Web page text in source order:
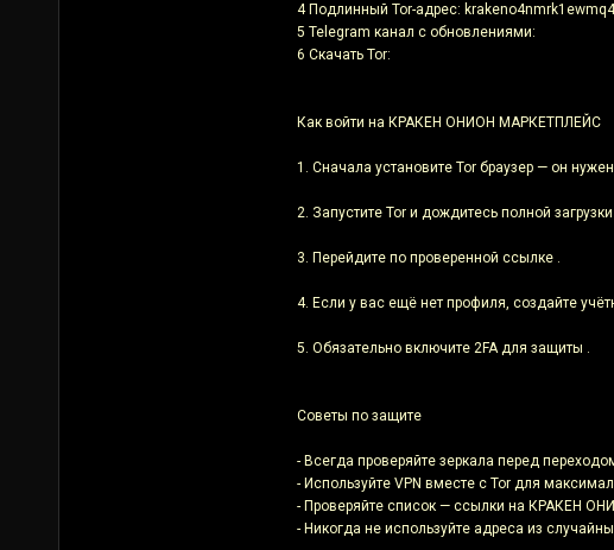
4 Подлинный Tor-адрес:
5 Telegram канал с обновлениями:
6 Скачать Tor:
Как войти на КРАКЕН ОНИОН МАРКЕТПЛЕЙС
1. Сначала установите Tor браузер — он
2. Запустите Tor и дождитесь полной загрузки
3. Перейдите по проверенной ссылке .
4. Если у вас ещё нет профиля, создайте
5. Обязательно включите 2FA для защиты .
Советы по защите
- Всегда проверяйте зеркала перед
- Используйте VPN вместе с Tor для
- Проверяйте список — ссылки на КРАКЕН
- Никогда не используйте адреса из